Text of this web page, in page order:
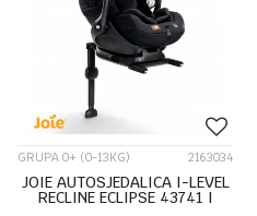
GRUPA 0+ (0-13KG) 2163034
JOIE AUTOSJEDALICA I-LEVEL
RECLINE ECLIPSE 43741 I